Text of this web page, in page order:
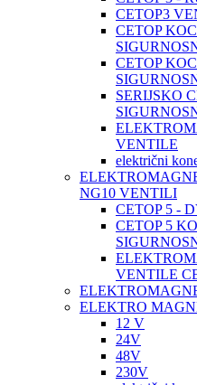
CETOP3
CETOP
CETOP
SERIJSKO
VENTILE
električni
NG10 VENTILI
CETOP 5 -
CETOP 5
VENTILE
ELEKTRO
12 V
24V
48V
230V